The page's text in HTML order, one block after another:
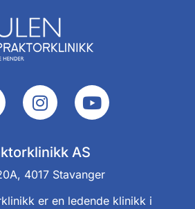
AS
4017 Stavanger
er en ledende klinikk i